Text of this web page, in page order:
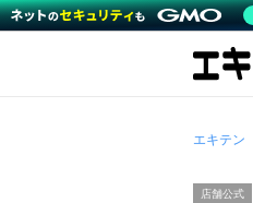
エキテン
店舗公式